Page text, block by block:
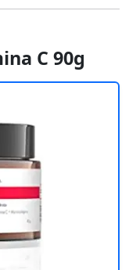
C 90g